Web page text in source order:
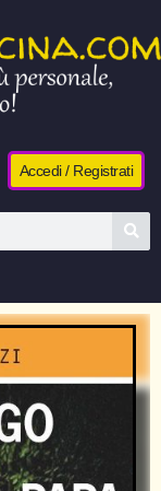
Accedi / Registrati